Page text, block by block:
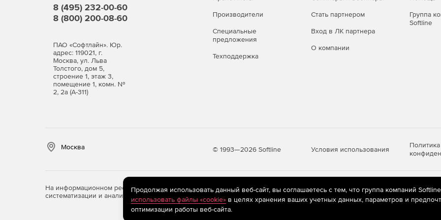
Обширные базы для детектирования шпионского, потенциально опасного и рекламного ПО,
хакерских утилит и программ-шуток.
Защита в режиме реального времени (файловый монитор
SpIDerGuard®)
Постоянный мониторинг здоровья компьютера – перехват «на лету» обращений к файлам на любых
носителях.
Чистая почта без вирусов (почтовый монитор SpIDer Mail®)
Мгновенная проверка почтовых сообщений при их передаче по сетевым правилам связи
8 (495) 232-00-60
8 (800) 200-08-60
ПАО «Софтлайн». Юр.
адрес: 119021, г.
Москва, ул. Льва
Толстого, дом 5,
строение 1, этаж 3,
помещение 1, комн. №
2, 2а (А-311)
Производители
Специальные
предложения
Техподдержка
Стать партнером
Вход в ЛК партнера
О компании
Группа
Softline
Москва © 1993—2026 Softline Условия использования
Политика
На информационном ресурсе store.softline.ru применяютсярекомендательные технологии(информационные технологии
систематизации и анализа сведений, относящихся к предпочтениям пользователей сети «Интернет», находящихся на
Продолжая использовать данный веб-сайт, вы соглашаетесь с тем, что группа компаний
использовать файлы «cookie»в целях хранения ваших учетных данных, параметров и
оптимизации работы веб-сайта.